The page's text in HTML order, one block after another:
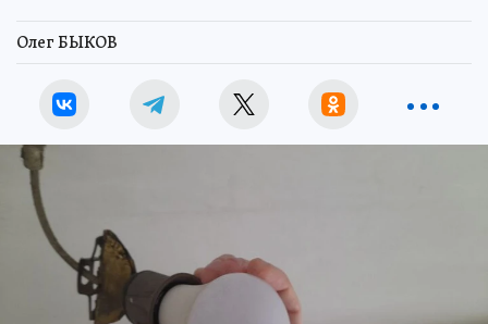
Олег БЫКОВ